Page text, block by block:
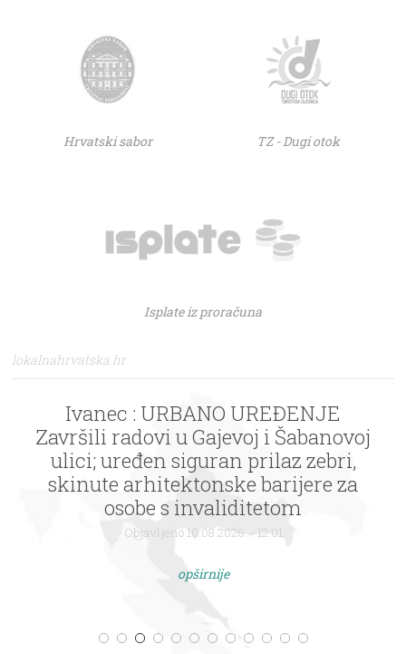
Hrvatski sabor TZ - Dugi otok
Isplate iz proračuna
lokalnahrvatska.hr
Ivanec : URBANO UREĐENJE
Završili radovi u Gajevoj i Šabanovoj
ulici; uređen siguran prilaz zebri,
skinute arhitektonske barijere za
osobe s invaliditetom
Objavljeno 10.08.2026. - 12:01
opširnije